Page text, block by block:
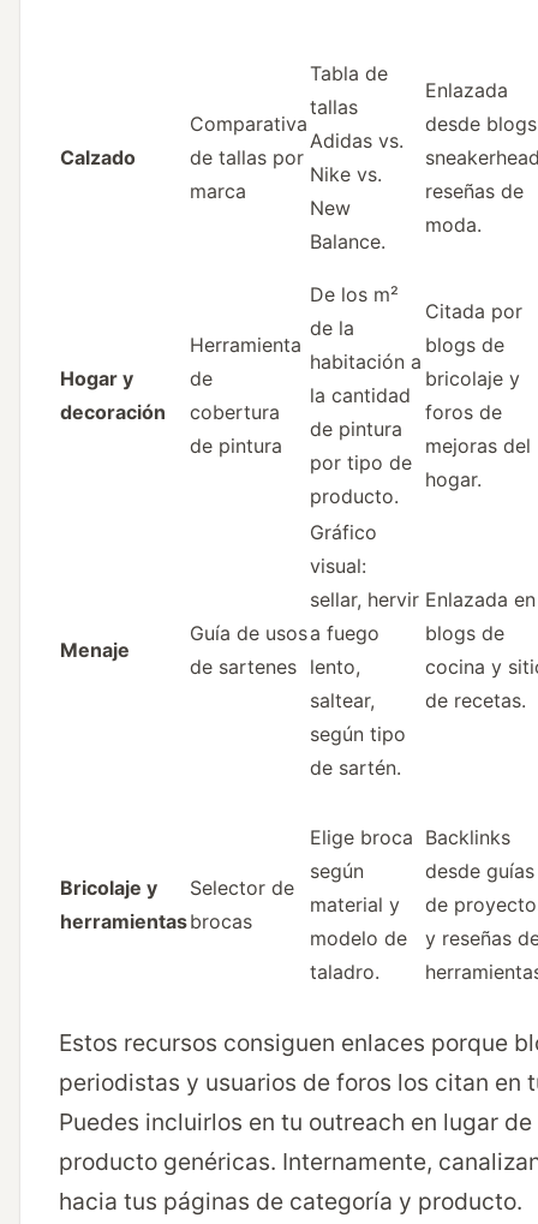
Calzado
Comparativa
de tallas por
marca
Tabla de
tallas
Adidas vs.
Nike vs.
New
Balance.
Enlazada
desde blogs
reseñas de
moda.
Hogar y
decoración
Herramienta
de
cobertura
de pintura
De los m²
de la
habitación a
la cantidad
de pintura
por tipo de
producto.
Citada por
blogs de
bricolaje y
foros de
mejoras del
hogar.
Menaje
Guía de usos
de sartenes
Gráfico
visual:
sellar, hervir
a fuego
lento,
saltear,
según tipo
de sartén.
Enlazada en
blogs de
cocina y
de recetas.
Bricolaje y
herramientas
Selector de
brocas
Elige broca
según
material y
modelo de
taladro.
Backlinks
desde guías
de
y reseñas
Estos recursos consiguen enlaces porque
periodistas y usuarios de foros los citan en
Puedes incluirlos en tu outreach en lugar
producto genéricas. Internamente,
hacia tus páginas de categoría y producto.